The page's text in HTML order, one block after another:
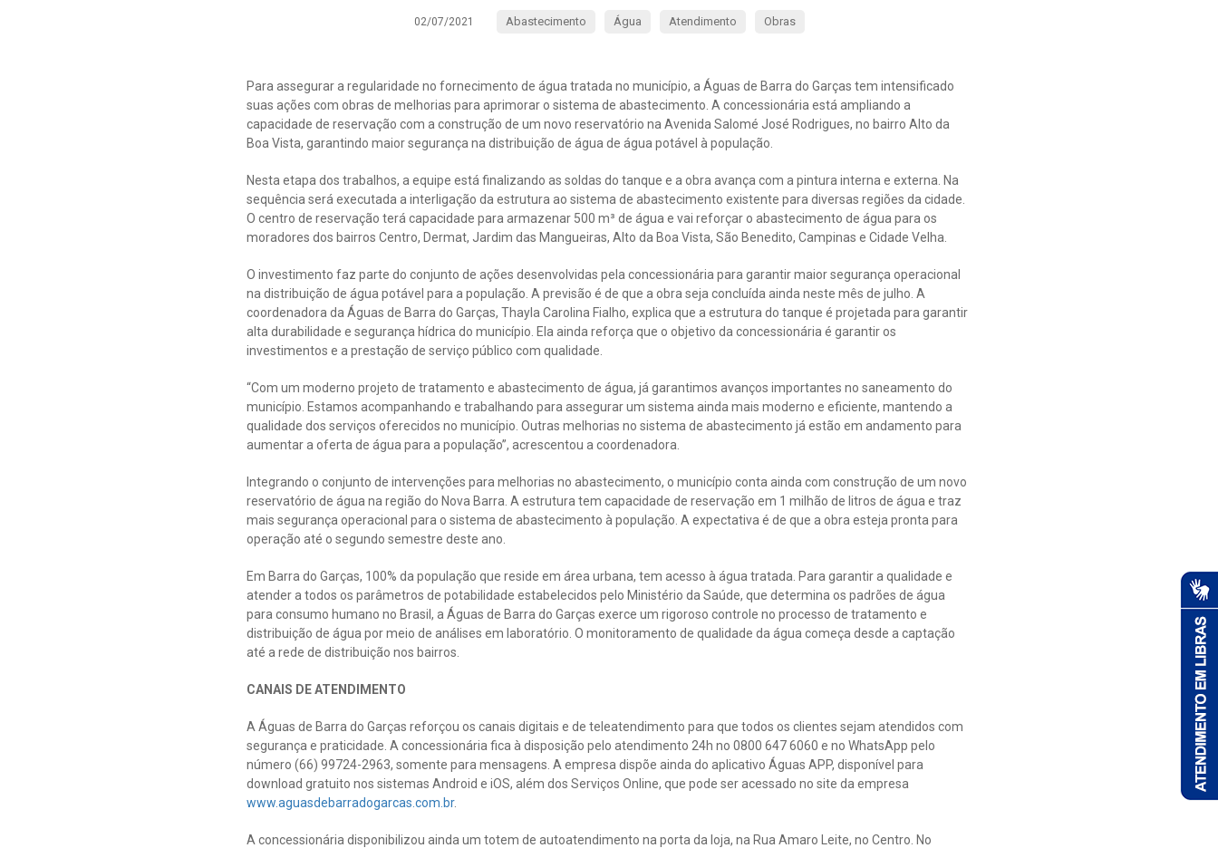
02/07/2021 Abastecimento Água Atendimento Obras
Para assegurar a regularidade no fornecimento de água tratada no município, a Águas de Barra do Garças tem intensificado
suas ações com obras de melhorias para aprimorar o sistema de abastecimento. A concessionária está ampliando a
capacidade de reservação com a construção de um novo reservatório na Avenida Salomé José Rodrigues, no bairro Alto da
Boa Vista, garantindo maior segurança na distribuição de água de água potável à população.
Nesta etapa dos trabalhos, a equipe está finalizando as soldas do tanque e a obra avança com a pintura interna e externa. Na
sequência será executada a interligação da estrutura ao sistema de abastecimento existente para diversas regiões da cidade.
O centro de reservação terá capacidade para armazenar 500 m³ de água e vai reforçar o abastecimento de água para os
moradores dos bairros Centro, Dermat, Jardim das Mangueiras, Alto da Boa Vista, São Benedito, Campinas e Cidade Velha.
O investimento faz parte do conjunto de ações desenvolvidas pela concessionária para garantir maior segurança operacional
na distribuição de água potável para a população. A previsão é de que a obra seja concluída ainda neste mês de julho. A
coordenadora da Águas de Barra do Garças, Thayla Carolina Fialho, explica que a estrutura do tanque é projetada para garantir
alta durabilidade e segurança hídrica do município. Ela ainda reforça que o objetivo da concessionária é garantir os
investimentos e a prestação de serviço público com qualidade.
“Com um moderno projeto de tratamento e abastecimento de água, já garantimos avanços importantes no saneamento do
município. Estamos acompanhando e trabalhando para assegurar um sistema ainda mais moderno e eficiente, mantendo a
qualidade dos serviços oferecidos no município. Outras melhorias no sistema de abastecimento já estão em andamento para
aumentar a oferta de água para a população”, acrescentou a coordenadora.
Integrando o conjunto de intervenções para melhorias no abastecimento, o município conta ainda com construção de um novo
reservatório de água na região do Nova Barra. A estrutura tem capacidade de reservação em 1 milhão de litros de água e traz
mais segurança operacional para o sistema de abastecimento à população. A expectativa é de que a obra esteja pronta para
operação até o segundo semestre deste ano.
Em Barra do Garças, 100% da população que reside em área urbana, tem acesso à água tratada. Para garantir a qualidade e
atender a todos os parâmetros de potabilidade estabelecidos pelo Ministério da Saúde, que determina os padrões de água
para consumo humano no Brasil, a Águas de Barra do Garças exerce um rigoroso controle no processo de tratamento e
distribuição de água por meio de análises em laboratório. O monitoramento de qualidade da água começa desde a captação
até a rede de distribuição nos bairros.
CANAIS DE ATENDIMENTO
A Águas de Barra do Garças reforçou os canais digitais e de teleatendimento para que todos os clientes sejam atendidos com
segurança e praticidade. A concessionária fica à disposição pelo atendimento 24h no 0800 647 6060 e no WhatsApp pelo
número (66) 99724-2963, somente para mensagens. A empresa dispõe ainda do aplicativo Águas APP, disponível para
download gratuito nos sistemas Android e iOS, além dos Serviços Online, que pode ser acessado no site da empresa
www.aguasdebarradogarcas.com.br.
A concessionária disponibilizou ainda um totem de autoatendimento na porta da loja, na Rua Amaro Leite, no Centro. No